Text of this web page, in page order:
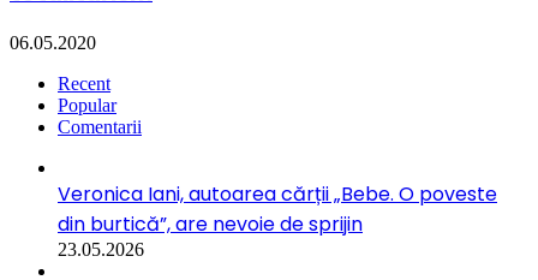
06.05.2020
Recent
Popular
Comentarii
Veronica Iani, autoarea cărții „Bebe. O poveste
din burtică”, are nevoie de sprijin
23.05.2026